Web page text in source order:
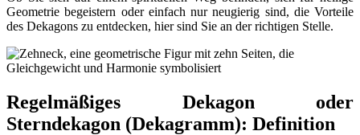
Geometrie begeistern oder einfach nur neugierig sind, die Vorteile
des Dekagons zu entdecken, hier sind Sie an der richtigen Stelle.
Regelmäßiges Dekagon oder
Sterndekagon (Dekagramm): Definition